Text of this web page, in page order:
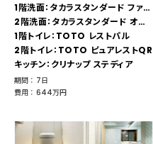
1階洗面：タカラスタンダード ファミーユ
2階洗面：タカラスタンダード オンディーヌ
1階トイレ：TOTO レストパル
2階トイレ：TOTO ピュアレストQR
キッチン：クリナップ ステディア
期間 ： 7日
費用 ： 644万円